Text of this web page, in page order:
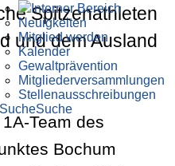
Interner Bereich
Neuigkeiten
Mitglied werden
Kalender
Gewaltprävention
Mitglieder­versammlungen
Stellen­aus­schrei­bungen
Suche
Spitzenathleten
und dem Ausland
Team des
Bochum